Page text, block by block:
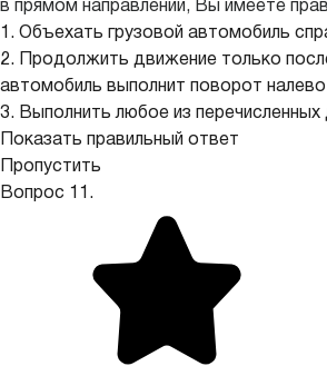
в прямом направлении, Вы имеете
1. Объехать грузовой автомобиль
2. Продолжить движение только
автомобиль выполнит поворот налево
3. Выполнить любое из перечисленных
Показать правильный ответ
Пропустить
Вопрос 11.